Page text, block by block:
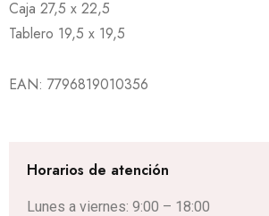
Caja 27,5 x 22,5
Tablero 19,5 x 19,5
EAN: 7796819010356
Horarios de atención
Lunes a viernes: 9:00 – 18:00